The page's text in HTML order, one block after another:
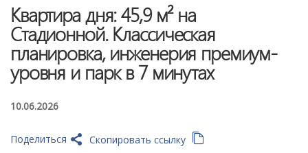
Квартира дня: 45,9 м² на
Стадионной. Классическая
планировка, инженерия премиум-
уровня и парк в 7 минутах
10.06.2026
Скопировать ссылку
Поделиться